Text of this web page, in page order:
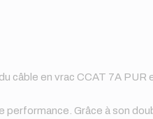
câble en vrac CCAT 7A
performance. Grâce à son